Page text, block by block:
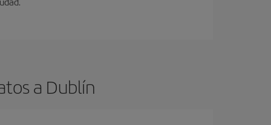
a Dublín